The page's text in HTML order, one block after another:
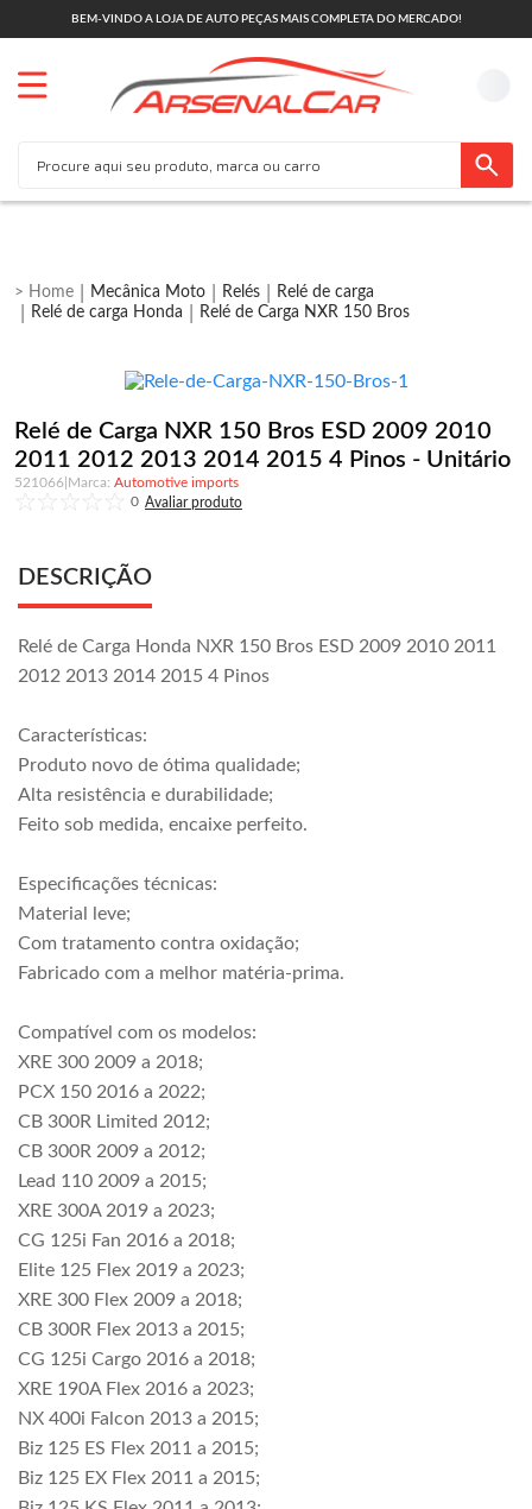
BEM-VINDO A LOJA DE AUTO PEÇAS MAIS COMPLETA DO MERCADO!
Mecânica Moto Relés
Relé de carga
Relé de carga Honda
Relé de Carga NXR 150 Bros
Relé de Carga NXR 150 Bros ESD 2009 2010
2011 2012 2013 2014 2015 4 Pinos - Unitário
521066
Automotive imports
0
DESCRIÇÃO
Relé de Carga Honda NXR 150 Bros ESD 2009 2010 2011
2012 2013 2014 2015 4 Pinos
Características:
Produto novo de ótima qualidade;
Alta resistência e durabilidade;
Feito sob medida, encaixe perfeito.
Especificações técnicas:
Material leve;
Com tratamento contra oxidação;
Fabricado com a melhor matéria-prima.
Compatível com os modelos:
XRE 300 2009 a 2018;
PCX 150 2016 a 2022;
CB 300R Limited 2012;
CB 300R 2009 a 2012;
Lead 110 2009 a 2015;
XRE 300A 2019 a 2023;
CG 125i Fan 2016 a 2018;
Elite 125 Flex 2019 a 2023;
XRE 300 Flex 2009 a 2018;
CB 300R Flex 2013 a 2015;
CG 125i Cargo 2016 a 2018;
XRE 190A Flex 2016 a 2023;
NX 400i Falcon 2013 a 2015;
Biz 125 ES Flex 2011 a 2015;
Biz 125 EX Flex 2011 a 2015;